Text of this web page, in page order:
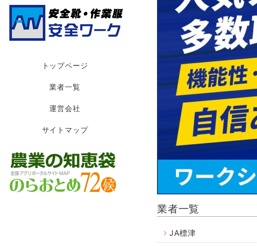
トップページ
業者一覧
運営会社
サイトマップ
業者一覧
JA標津